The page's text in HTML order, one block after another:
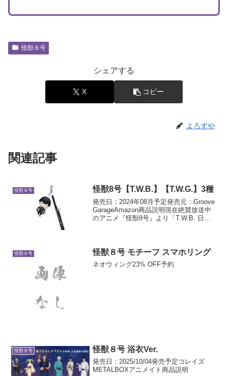
怪獣８号
シェアする
X コピー
よろずや
関連記事
怪獣８号 怪獣8号【T.W.B.】【T.W.G.】3種
発売日：2024年08月予定発売元：Groove
GarageAmazon商品説明現在絶賛放送中
のアニメ『怪獣8号』より「T.W.B. 日本
怪獣８号 怪獣８号 モチーフ スマホリング
ネオウィング23% OFF予約
怪獣８号 怪獣８号 浴衣Ver.
発売日：2025/10/04発売予定コレイズ
METALBOXアニメイト商品説明